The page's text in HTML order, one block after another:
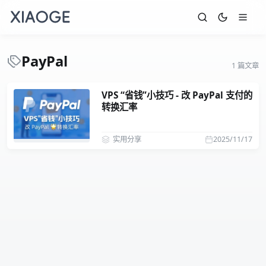
PayPal 1 篇文章
VPS “省钱”小技巧 - 改 PayPal 支付的
转换汇率
2025/11/17
实用分享